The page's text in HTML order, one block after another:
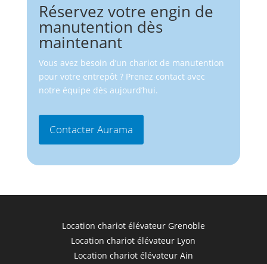
Réservez votre engin de
manutention dès
maintenant
Vous avez besoin d’un chariot de manutention
pour votre entrepôt ? Prenez contact avec
notre équipe dès aujourd’hui.
Contacter Aurama
Location chariot élévateur Grenoble
Location chariot élévateur Lyon
Location chariot élévateur Ain